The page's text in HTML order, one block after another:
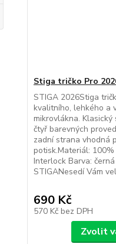
Stiga tričko Pro
STIGA 2026Stiga
kvalitního, lehkého a
mikrovlákna.
čtyř barevných
zadní strana vhodná
potisk.Materiál:
Interlock Barva:
STIGANesedí Vám
690 Kč
570 Kč bez DPH
Zvolit